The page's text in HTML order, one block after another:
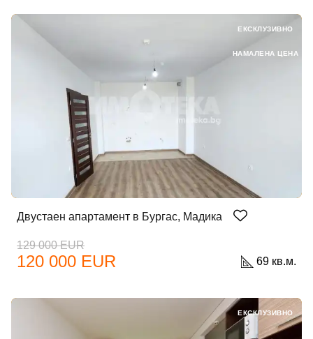
Двустаен апартамент в Бургас, Мадика
129 000 EUR
120 000 EUR 69 кв.м.
ЕКСКЛУЗИВНО
НАМАЛЕНА ЦЕНА
ЕКСКЛУЗИВНО